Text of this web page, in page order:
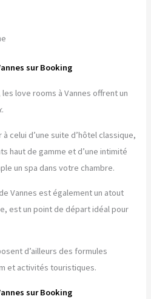
sur Booking
love rooms à Vannes offrent un
.
celui d’une suite d’hôtel classique,
haut de gamme et d’une intimité
un spa dans votre chambre.
de Vannes est également un atout
est un point de départ idéal pour
d’ailleurs des formules
et activités touristiques.
sur Booking